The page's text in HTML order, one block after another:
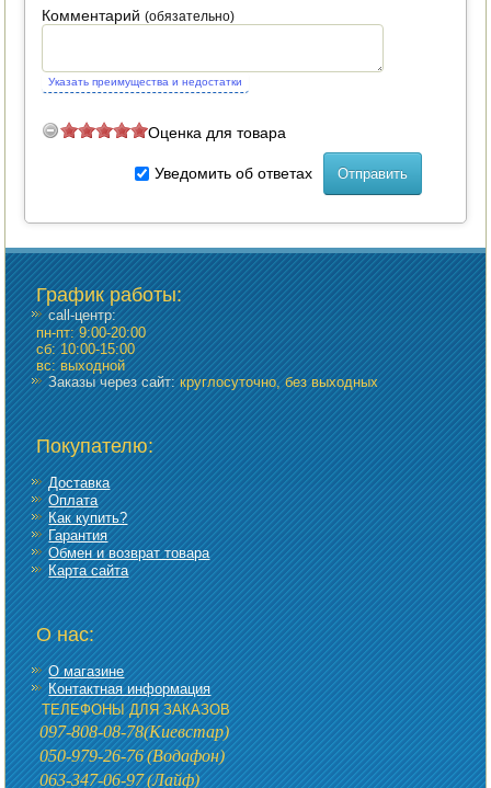
Комментарий(обязательно)
Указать преимущества и недостатки
Оценка для товара
Уведомить об ответах
График работы:
call-центр:
пн-пт: 9:00-20:00
сб: 10:00-15:00
вс: выходной
Заказы через сайт:круглосуточно, без выходных
Покупателю:
Доставка
Оплата
Как купить?
Гарантия
Обмен и возврат товара
Карта сайта
О нас:
О магазине
Контактная информация
ТЕЛЕФОНЫ ДЛЯ ЗАКАЗОВ
097-808-08-78(Киевстар)
050-979-26-76(Водафон)
063-347-06-97(Лайф)